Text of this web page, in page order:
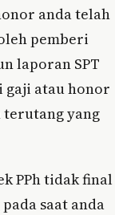
anda telah
pemberi
laporan SPT
gaji atau honor
terutang yang
PPh tidak final
saat anda